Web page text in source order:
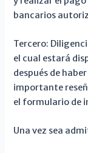
bancarios
Tercero:
el cual estará
después de
importante
el formulario de
Una vez sea